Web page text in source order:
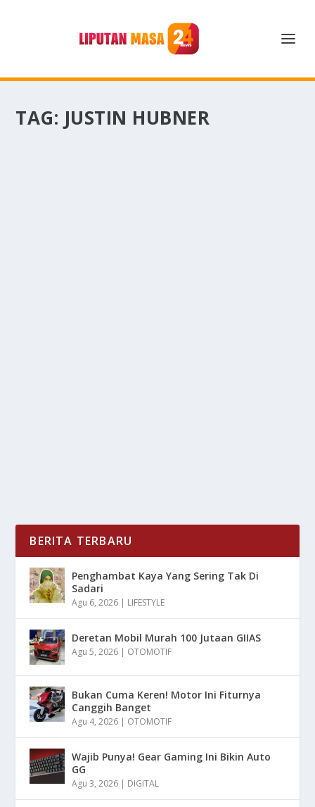
TAG: JUSTIN HUBNER
BERITA TERBARU
Penghambat Kaya Yang Sering Tak Di
Sadari
Agu 6, 2026 LIFESTYLE
Deretan Mobil Murah 100 Jutaan GIIAS
Agu 5, 2026 OTOMOTIF
Bukan Cuma Keren! Motor Ini Fiturnya
Canggih Banget
Agu 4, 2026 OTOMOTIF
Wajib Punya! Gear Gaming Ini Bikin Auto
GG
Agu 3, 2026 DIGITAL